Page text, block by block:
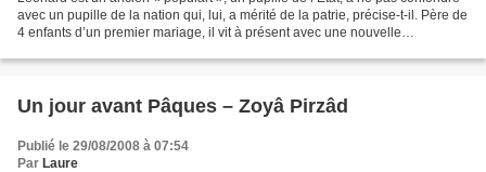
avec un pupille de la nation qui, lui, a mérité de la patrie, précise-t-il. Père de
4 enfants d’un premier mariage, il vit à présent avec une nouvelle
Un jour avant Pâques – Zoyâ Pirzâd
Publié le 29/08/2008 à 07:54
Par Laure